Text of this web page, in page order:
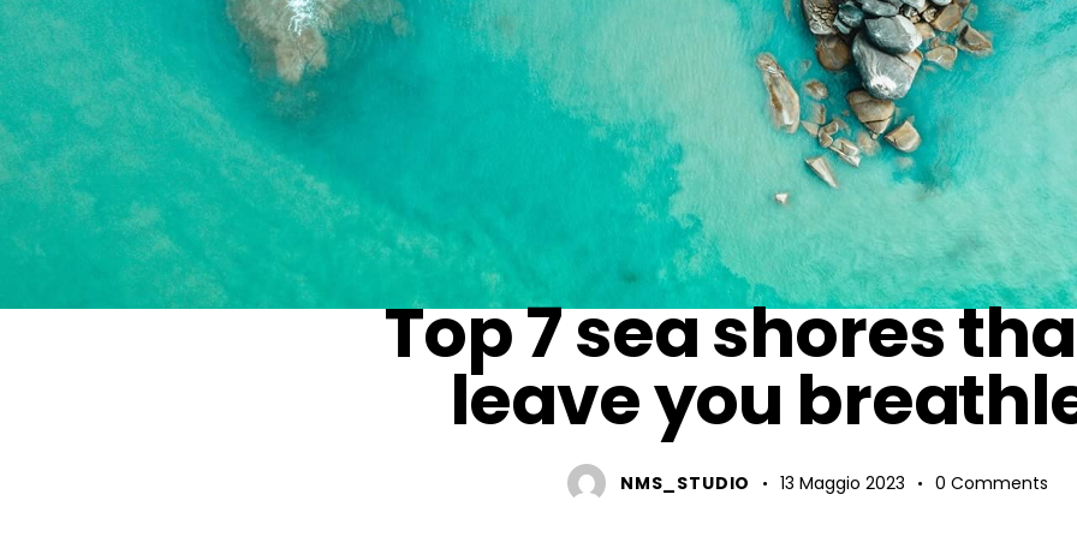
TRAVELING
Top 7 sea shores
leave you
NMS_STUDIO 13 Maggio 2023 0 Comments